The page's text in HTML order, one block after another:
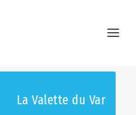
La Valette du Var